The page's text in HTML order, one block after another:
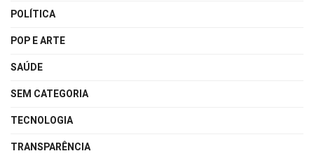
POLÍTICA
POP E ARTE
SAÚDE
SEM CATEGORIA
TECNOLOGIA
TRANSPARÊNCIA